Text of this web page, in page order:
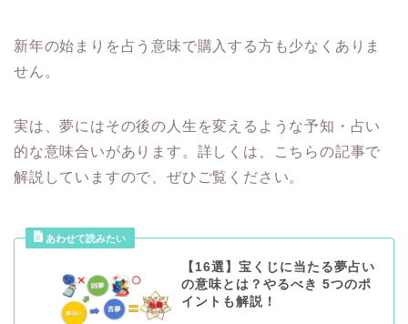
新年の始まりを占う意味で購入する方も少なくありま
せん。
実は、夢にはその後の人生を変えるような予知・占い
的な意味合いがあります。詳しくは、こちらの記事で
解説していますので、ぜひご覧ください。
【16選】宝くじに当たる夢占い
の意味とは？やるべき 5つのポ
イントも解説！